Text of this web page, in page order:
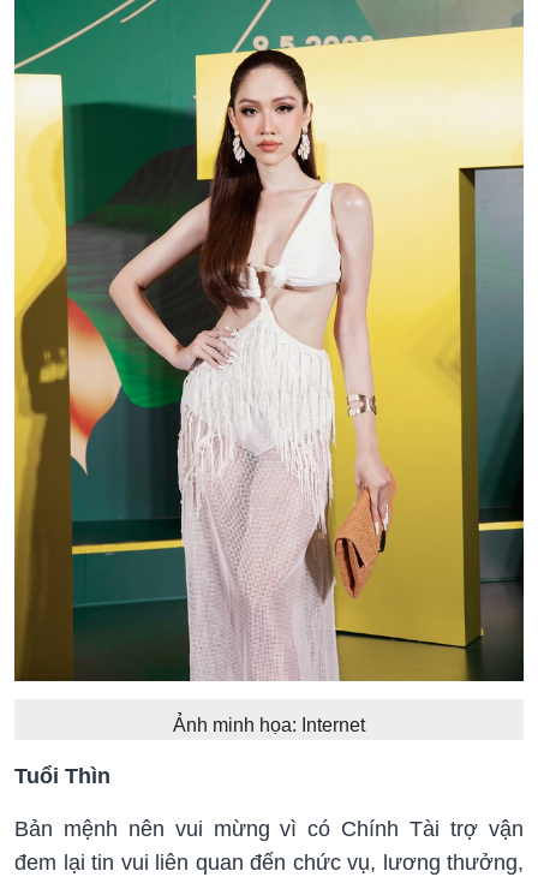
Ảnh minh họa: Internet
Tuổi Thìn
Bản mệnh nên vui mừng vì có Chính Tài trợ vận
đem lại tin vui liên quan đến chức vụ, lương thưởng,